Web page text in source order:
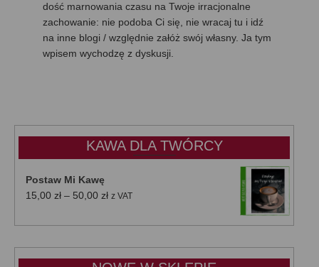
dość marnowania czasu na Twoje irracjonalne
zachowanie: nie podoba Ci się, nie wracaj tu i idź
na inne blogi / względnie załóż swój własny. Ja tym
wpisem wychodzę z dyskusji.
KAWA DLA TWÓRCY
Postaw Mi Kawę
15,00 zł – 50,00 złZakres
od
do
z VAT